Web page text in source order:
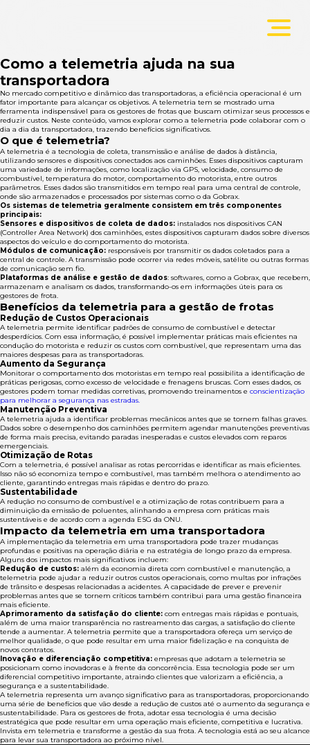
Como a telemetria ajuda na sua
transportadora
No mercado competitivo e dinâmico das transportadoras, a eficiência operacional é um
fator importante para alcançar os objetivos. A telemetria tem se mostrado uma
ferramenta indispensável para os gestores de frotas que buscam otimizar seus processos e
reduzir custos. Neste conteúdo, vamos explorar como a telemetria pode colaborar com o
dia a dia da transportadora, trazendo benefícios significativos.
O que é telemetria?
A telemetria é a tecnologia de coleta, transmissão e análise de dados à distância,
utilizando sensores e dispositivos conectados aos caminhões. Esses dispositivos capturam
uma variedade de informações, como localização via GPS, velocidade, consumo de
combustível, temperatura do motor, comportamento do motorista, entre outros
parâmetros. Esses dados são transmitidos em tempo real para uma central de controle,
onde são armazenados e processados por sistemas como o da Gobrax.
Os sistemas de telemetria geralmente consistem em três componentes
principais:
Sensores e dispositivos de coleta de dados: instalados nos dispositivos CAN
(Controller Area Network) dos caminhões, estes dispositivos capturam dados sobre diversos
aspectos do veículo e do comportamento do motorista.
Módulos de comunicação: responsáveis por transmitir os dados coletados para a
central de controle. A transmissão pode ocorrer via redes móveis, satélite ou outras formas
de comunicação sem fio.
Plataformas de análise e gestão de dados: softwares, como a Gobrax, que recebem,
armazenam e analisam os dados, transformando-os em informações úteis para os
gestores de frota.
Benefícios da telemetria para a gestão de frotas
Redução de Custos Operacionais
A telemetria permite identificar padrões de consumo de combustível e detectar
desperdícios. Com essa informação, é possível implementar práticas mais eficientes na
condução do motorista e reduzir os custos com combustível, que representam uma das
maiores despesas para as transportadoras.
Aumento da Segurança
Monitorar o comportamento dos motoristas em tempo real possibilita a identificação de
práticas perigosas, como excesso de velocidade e frenagens bruscas. Com esses dados, os
gestores podem tomar medidas corretivas, promovendo treinamentos e conscientização
para melhorar a segurança nas estradas.
Manutenção Preventiva
A telemetria ajuda a identificar problemas mecânicos antes que se tornem falhas graves.
Dados sobre o desempenho dos caminhões permitem agendar manutenções preventivas
de forma mais precisa, evitando paradas inesperadas e custos elevados com reparos
emergenciais.
Otimização de Rotas
Com a telemetria, é possível analisar as rotas percorridas e identificar as mais eficientes.
Isso não só economiza tempo e combustível, mas também melhora o atendimento ao
cliente, garantindo entregas mais rápidas e dentro do prazo.
Sustentabilidade
A redução no consumo de combustível e a otimização de rotas contribuem para a
diminuição da emissão de poluentes, alinhando a empresa com práticas mais
sustentáveis e de acordo com a agenda ESG da ONU.
Impacto da telemetria em uma transportadora
A implementação da telemetria em uma transportadora pode trazer mudanças
profundas e positivas na operação diária e na estratégia de longo prazo da empresa.
Alguns dos impactos mais significativos incluem:
Redução de custos: além da economia direta com combustível e manutenção, a
telemetria pode ajudar a reduzir outros custos operacionais, como multas por infrações
de trânsito e despesas relacionadas a acidentes. A capacidade de prever e prevenir
problemas antes que se tornem críticos também contribui para uma gestão financeira
mais eficiente.
Aprimoramento da satisfação do cliente: com entregas mais rápidas e pontuais,
além de uma maior transparência no rastreamento das cargas, a satisfação do cliente
tende a aumentar. A telemetria permite que a transportadora ofereça um serviço de
melhor qualidade, o que pode resultar em uma maior fidelização e na conquista de
novos contratos.
Inovação e diferenciação competitiva: empresas que adotam a telemetria se
posicionam como inovadoras e à frente da concorrência. Essa tecnologia pode ser um
diferencial competitivo importante, atraindo clientes que valorizam a eficiência, a
segurança e a sustentabilidade.
A telemetria representa um avanço significativo para as transportadoras, proporcionando
uma série de benefícios que vão desde a redução de custos até o aumento da segurança e
sustentabilidade. Para os gestores de frota, adotar essa tecnologia é uma decisão
estratégica que pode resultar em uma operação mais eficiente, competitiva e lucrativa.
Invista em telemetria e transforme a gestão da sua frota. A tecnologia está ao seu alcance
para levar sua transportadora ao próximo nível.